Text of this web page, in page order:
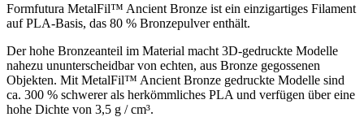
Formfutura MetalFil™ Ancient Bronze ist ein einzigartiges Filament
auf PLA-Basis, das 80 % Bronzepulver enthält.
Der hohe Bronzeanteil im Material macht 3D-gedruckte Modelle
nahezu ununterscheidbar von echten, aus Bronze gegossenen
Objekten. Mit MetalFil™ Ancient Bronze gedruckte Modelle sind
ca. 300 % schwerer als herkömmliches PLA und verfügen über eine
hohe Dichte von 3,5 g / cm³.